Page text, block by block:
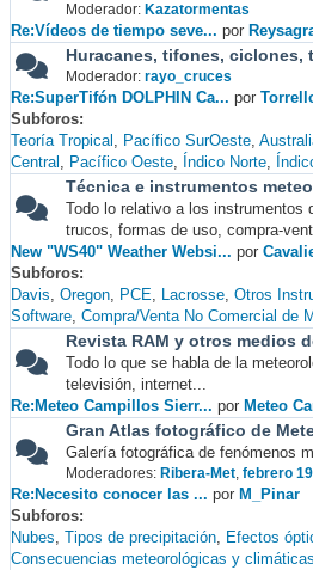
Moderador: Kazatormentas
Re:Vídeos de tiempo seve... por
Huracanes, tifones, ciclones,
Moderador: rayo_cruces
Re:SuperTifón DOLPHIN Ca... por
Subforos
Teoría Tropical
Pacífico SurOeste
Central
Pacífico Oeste Índico Norte
Técnica e instrumentos
Todo lo relativo a los instrumentos
trucos, formas de uso, compra-
New "WS40" Weather Websi... por
Subforos
Davis Oregon PCE Lacrosse Otros
Software Compra/Venta No Comercial de
Revista RAM y otros medios
Todo lo que se habla de la
televisión, internet...
Re:Meteo Campillos Sierr... por Meteo
Gran Atlas fotográfico de
Galería fotográfica de fenómenos
Moderadores: Ribera-Met, febrero
Re:Necesito conocer las ... por M_Pinar
Subforos
Nubes Tipos de precipitación Efectos
Consecuencias meteorológicas y climáticas